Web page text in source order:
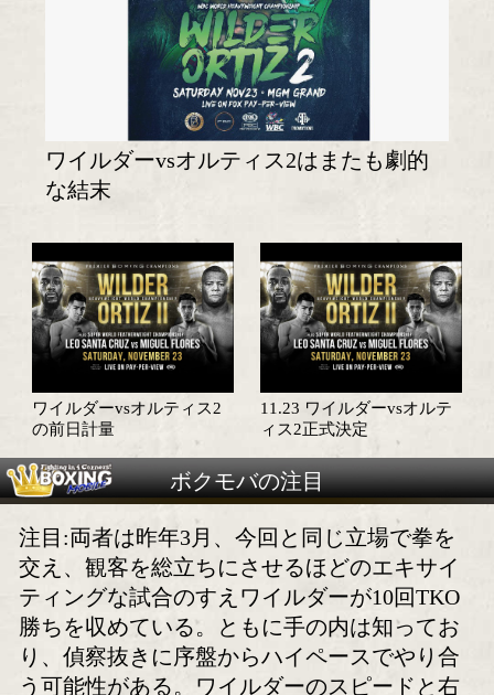
特集記事
ワイルダーvsオルティス2はまたも
な結末